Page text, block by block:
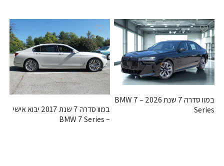
במוו סדרה 7 שנת 2026 – BMW 7
Series
במוו סדרה 7 שנת 2017 יבוא אישי
– BMW 7 Series